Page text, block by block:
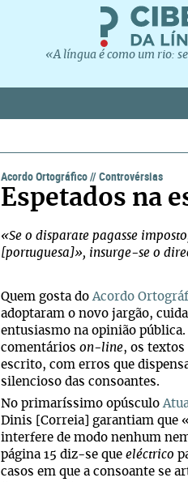
«A língua é como um rio:
Acordo Ortográfico//Controvérsias
Espetados na
«Se o disparate pagasse
[portuguesa]», insurge-se o
Quem gosta doAcordo
adoptaram o novo jargão,
entusiasmo na opinião
comentários on-line, os textos
escrito, com erros que
silencioso das consoantes.
No primaríssimo opúsculo
Dinis [Correia] garantiam que
interfere de modo nenhum
página 15 diz-se que eléctrico
casos em que a consoante se